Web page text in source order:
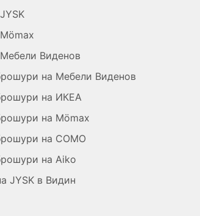
Виденов
на Мебели Виденов
на ИКЕА
на Mömax
на COMO
на Aiko
JYSK в Видин